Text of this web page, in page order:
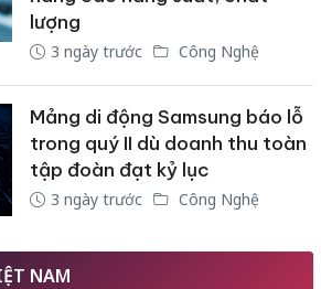
lượng
3 ngày trước Công Nghệ
Mảng di động Samsung báo lỗ
trong quý II dù doanh thu toàn
tập đoàn đạt kỷ lục
3 ngày trước Công Nghệ
NAM